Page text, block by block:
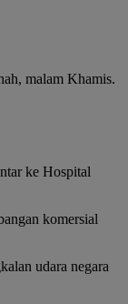
malam Khamis.
ke Hospital
komersial
udara negara